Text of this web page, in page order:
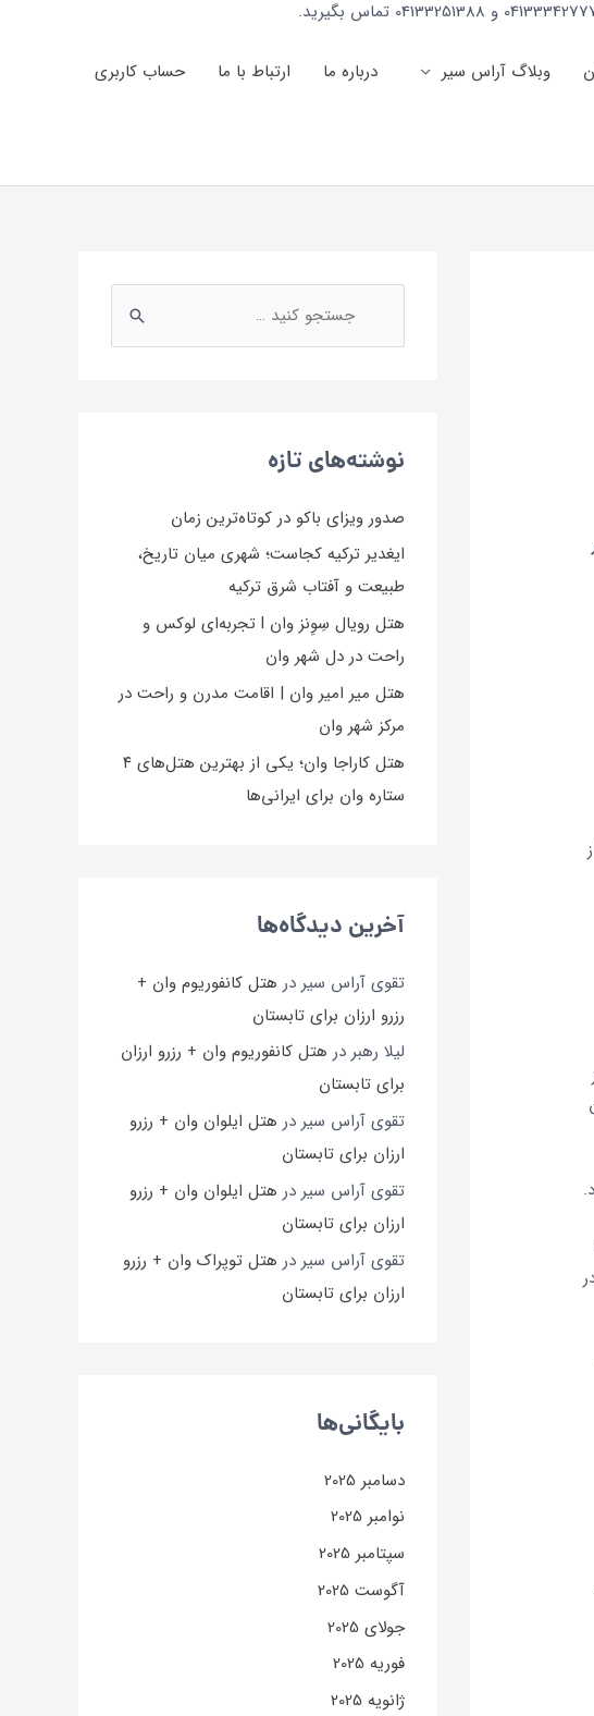
وبلاگ آراس سیر درباره ما ارتباط با ما حساب کاربری
در
نوشته‌های تازه
صدور ویزای باکو در کوتاه‌ترین زمان
ایغدیر ترکیه کجاست؛ شهری میان تاریخ،
طبیعت و آفتاب شرق ترکیه
هتل رویال سِوِنز وان l تجربه‌ای لوکس و
راحت در دل شهر وان
هتل میر امیر وان | اقامت مدرن و راحت در
مرکز شهر وان
هتل کاراجا وان؛ یکی از بهترین هتل‌های ۴
ستاره وان برای ایرانی‌ها
آخرین دیدگاه‌ها
تقوی آراس سیر در هتل کانفوریوم وان +
رزرو ارزان برای تابستان
لیلا رهبر در هتل کانفوریوم وان + رزرو ارزان
برای تابستان
تقوی آراس سیر در هتل ایلوان وان + رزرو
ارزان برای تابستان
تقوی آراس سیر در هتل ایلوان وان + رزرو
ارزان برای تابستان
تقوی آراس سیر در هتل توپراک وان + رزرو
ارزان برای تابستان
بایگانی‌ها
دسامبر 2025
نوامبر 2025
سپتامبر 2025
آگوست 2025
جولای 2025
فوریه 2025
ژانویه 2025